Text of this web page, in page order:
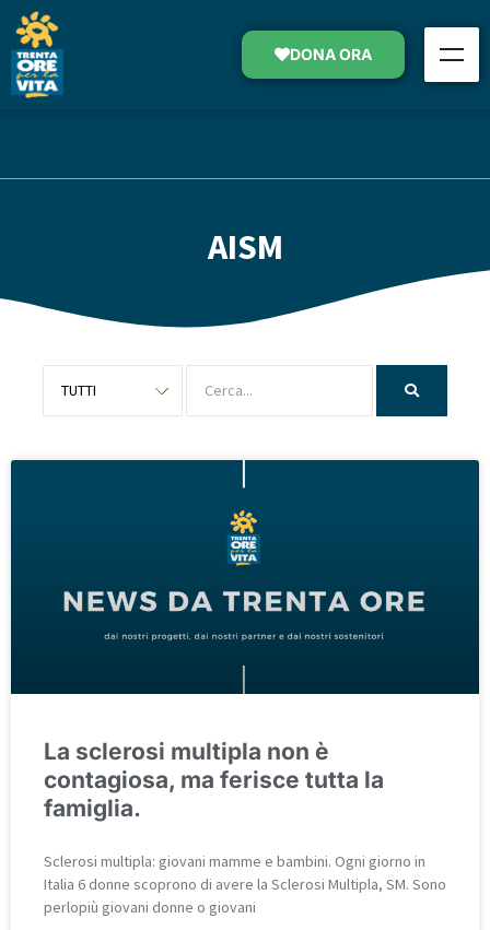
DONA ORA
AISM
La sclerosi multipla non è
contagiosa, ma ferisce tutta la
famiglia.
Sclerosi multipla: giovani mamme e bambini. Ogni giorno in
Italia 6 donne scoprono di avere la Sclerosi Multipla, SM. Sono
perlopiù giovani donne o giovani